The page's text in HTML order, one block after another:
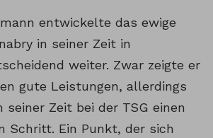
entwickelte das ewige
in seiner Zeit in
weiter. Zwar zeigte er
gute Leistungen, allerdings
seiner Zeit bei der TSG einen
Schritt. Ein Punkt, der sich